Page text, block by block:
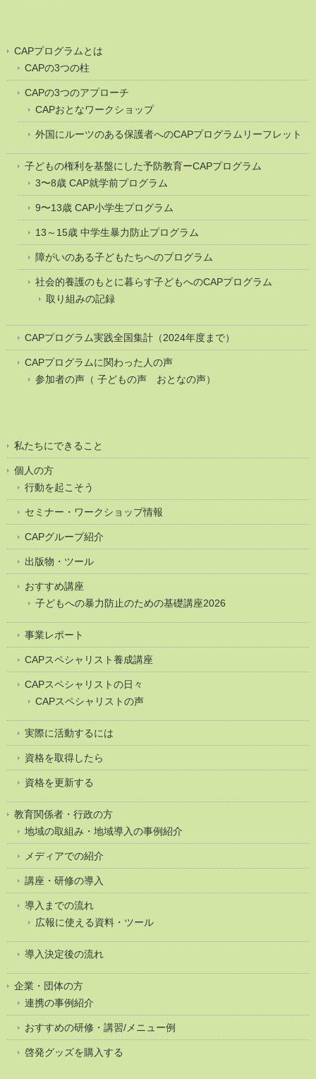
CAPプログラムとは
CAPの3つの柱
CAPの3つのアプローチ
CAPおとなワークショップ
外国にルーツのある保護者へのCAPプログラムリーフレット
子どもの権利を基盤にした予防教育ーCAPプログラム
3〜8歳 CAP就学前プログラム
9〜13歳 CAP小学生プログラム
13～15歳 中学生暴力防止プログラム
障がいのある子どもたちへのプログラム
社会的養護のもとに暮らす子どもへのCAPプログラム
取り組みの記録
CAPプログラム実践全国集計（2024年度まで）
CAPプログラムに関わった人の声
参加者の声（ 子どもの声 おとなの声）
私たちにできること
個人の方
行動を起こそう
セミナー・ワークショップ情報
CAPグループ紹介
出版物・ツール
おすすめ講座
子どもへの暴力防止のための基礎講座2026
事業レポート
CAPスペシャリスト養成講座
CAPスペシャリストの日々
CAPスペシャリストの声
実際に活動するには
資格を取得したら
資格を更新する
教育関係者・行政の方
地域の取組み・地域導入の事例紹介
メディアでの紹介
講座・研修の導入
導入までの流れ
広報に使える資料・ツール
導入決定後の流れ
企業・団体の方
連携の事例紹介
おすすめの研修・講習/メニュー例
啓発グッズを購入する